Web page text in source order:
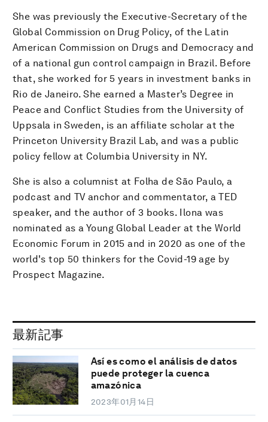
She was previously the Executive-Secretary of the
Global Commission on Drug Policy, of the Latin
American Commission on Drugs and Democracy and
of a national gun control campaign in Brazil. Before
that, she worked for 5 years in investment banks in
Rio de Janeiro. She earned a Master’s Degree in
Peace and Conflict Studies from the University of
Uppsala in Sweden, is an affiliate scholar at the
Princeton University Brazil Lab, and was a public
policy fellow at Columbia University in NY.
She is also a columnist at Folha de São Paulo, a
podcast and TV anchor and commentator, a TED
speaker, and the author of 3 books. Ilona was
nominated as a Young Global Leader at the World
Economic Forum in 2015 and in 2020 as one of the
world's top 50 thinkers for the Covid-19 age by
Prospect Magazine.
最新記事
Así es como el análisis de datos
puede proteger la cuenca
amazónica
2023年01月14日